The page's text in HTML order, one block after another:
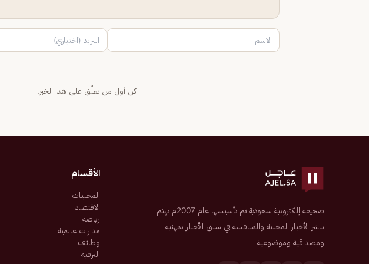
كن أول من يعلّق على هذا الخبر.
صحيفة إلكترونية سعودية تم تأسيسها عام 2007م تهتم
بنشر الأخبار المحلية والمنافسة في سبق الأخبار بمهنية
ومصداقية وموضوعية
الأقسام
المحليات
الاقتصاد
رياضة
مدارات عالمية
وظائف
الترفيه